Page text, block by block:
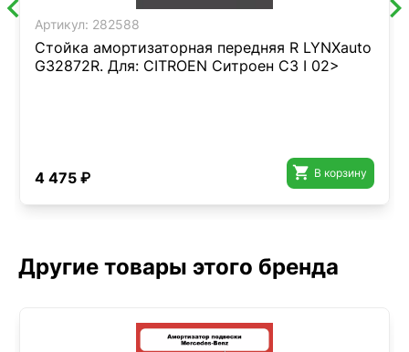
Артикул: 282588
Стойка амортизаторная передняя R LYNXauto
G32872R. Для: CITROEN Ситроен C3 I 02>
4 475 ₽  В корзину
Другие товары этого бренда